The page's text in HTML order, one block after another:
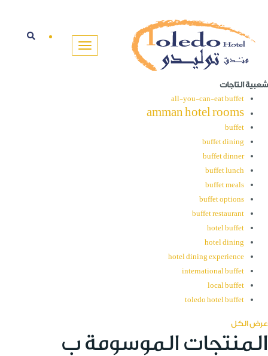
شعبية التاجات
all-you-can-eat buffet
amman hotel rooms
buffet
buffet dining
buffet dinner
buffet lunch
buffet meals
buffet options
buffet restaurant
hotel buffet
hotel dining
hotel dining experience
international buffet
local buffet
toledo hotel buffet
عرض الكل
المنتجات الموسومة ب